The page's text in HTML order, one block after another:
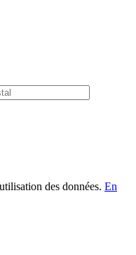
des données. En